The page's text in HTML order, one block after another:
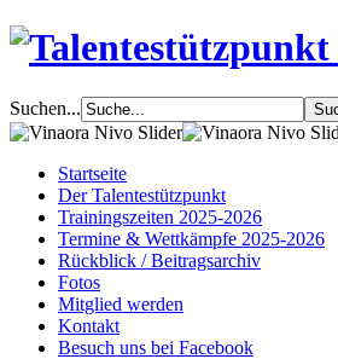
Suchen...
Startseite
Der Talentestützpunkt
Trainingszeiten 2025-2026
Termine & Wettkämpfe 2025-2026
Rückblick / Beitragsarchiv
Fotos
Mitglied werden
Kontakt
Besuch uns bei Facebook